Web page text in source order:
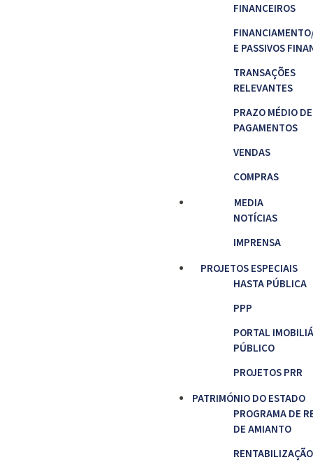
FINANCEIROS
E PASSIVOS
TRANSAÇÕES
RELEVANTES
PRAZO MÉDIO DE
PAGAMENTOS
VENDAS
COMPRAS
MEDIA
NOTÍCIAS
IMPRENSA
PROJETOS ESPECIAIS
HASTA PÚBLICA
PPP
PORTAL
PÚBLICO
PROJETOS PRR
PATRIMÓNIO DO ESTADO
PROGRAMA DE
DE AMIANTO
RENTABILIZAÇÃO